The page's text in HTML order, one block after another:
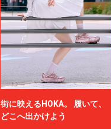
街に映えるHOKA。 履いて、
どこへ出かけよう